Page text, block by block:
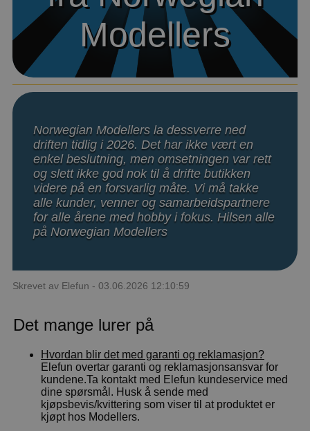
Båter
Droner
Droner for FPV
Fly
Helikopter
Kamerautstyr
Modellbygging, LEGO & byggesett
Outlet
Radioutstyr
Raketter
Modellers
Modellers
Norwegian Modellers la dessverre ned
driften tidlig i 2026. Det har ikke vært en
enkel beslutning, men omsetningen var rett
og slett ikke god nok til å drifte butikken
videre på en forsvarlig måte. Vi må takke
alle kunder, venner og samarbeidspartnere
for alle årene med hobby i fokus. Hilsen alle
på Norwegian Modellers
Skrevet av Elefun - 03.06.2026 12:10:59
Det mange lurer på
Hvordan blir det med garanti og reklamasjon?
Elefun overtar garanti og reklamasjonsansvar for
kundene.Ta kontakt med Elefun kundeservice med
dine spørsmål. Husk å sende med
kjøpsbevis/kvittering som viser til at produktet er
kjøpt hos Modellers.